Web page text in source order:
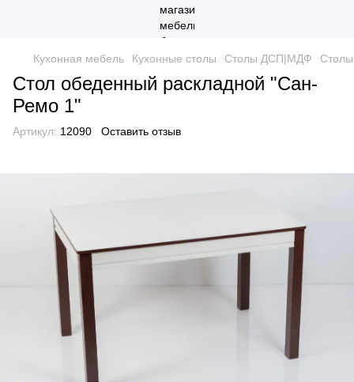
Кухонная мебель Кухонные столы Столы ДСП|МДФ
Стол обеденный раскладной "Сан-
Ремо 1"
Артикул: 12090 Оставить отзыв